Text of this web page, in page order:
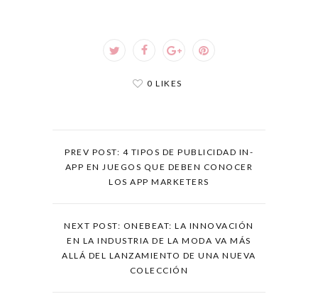
0 LIKES
PREV POST: 4 TIPOS DE PUBLICIDAD IN-
APP EN JUEGOS QUE DEBEN CONOCER
LOS APP MARKETERS
NEXT POST: ONEBEAT: LA INNOVACIÓN
EN LA INDUSTRIA DE LA MODA VA MÁS
ALLÁ DEL LANZAMIENTO DE UNA NUEVA
COLECCIÓN